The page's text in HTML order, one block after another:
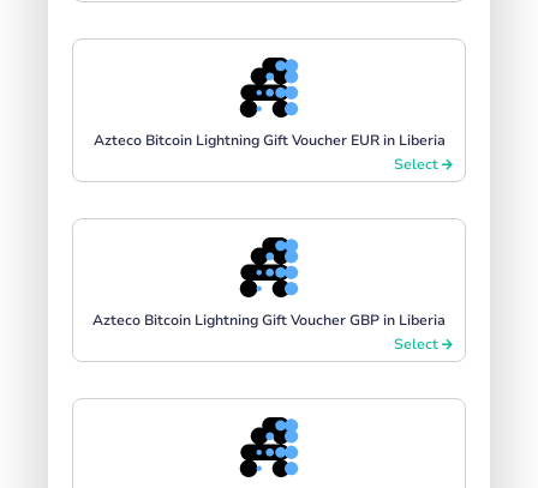
Azteco Bitcoin Lightning Gift Voucher EUR in Liberia
Select
Azteco Bitcoin Lightning Gift Voucher GBP in Liberia
Select